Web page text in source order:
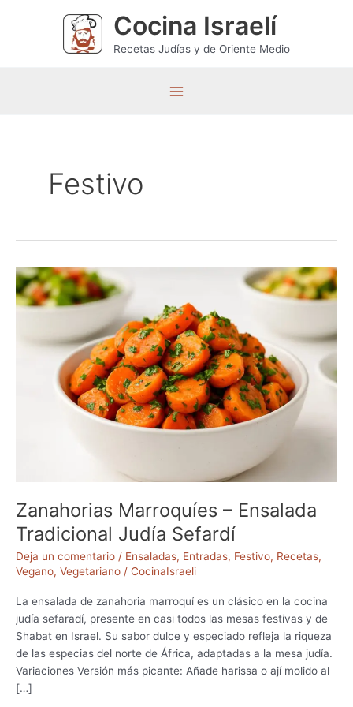
Cocina Israelí
Recetas Judías y de Oriente Medio
u
Festivo
Zanahorias Marroquíes – Ensalada
Tradicional Judía Sefardí
Deja un comentario / Ensaladas, Entradas, Festivo, Recetas,
Vegano, Vegetariano / CocinaIsraeli
La ensalada de zanahoria marroquí es un clásico en la cocina
judía sefaradí, presente en casi todos las mesas festivas y de
Shabat en Israel. Su sabor dulce y especiado refleja la riqueza
de las especias del norte de África, adaptadas a la mesa judía.
Variaciones Versión más picante: Añade harissa o ají molido al
[…]